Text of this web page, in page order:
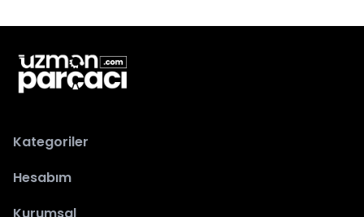
Kategoriler
Hesabım